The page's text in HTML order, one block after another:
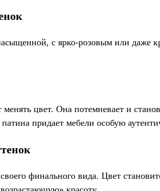
с ярко-розовым или
цвет. Она потемневает и
придает мебели особую
финального вида. Цвет